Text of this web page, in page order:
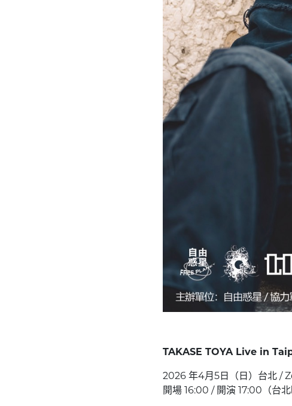
TAKASE TOYA Live in
2026 年4月5日（日）台北 /
開場 16:00 / 開演 17:00（台北